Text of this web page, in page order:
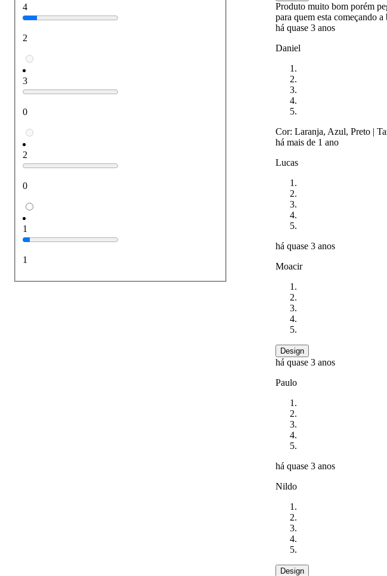
4
2
3
0
2
0
1
1
Produto muito bom porém
para quem esta começando
há quase 3 anos
Daniel
Cor: Laranja, Azul, Preto |
há mais de 1 ano
Lucas
há quase 3 anos
Moacir
Design
há quase 3 anos
Paulo
há quase 3 anos
Nildo
Design